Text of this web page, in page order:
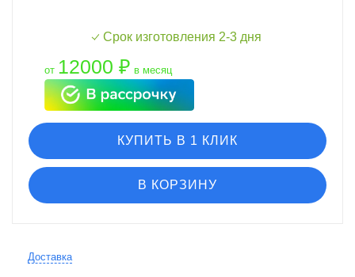
Срок изготовления 2-3 дня
от 12000 ₽ в месяц
КУПИТЬ В 1 КЛИК
В КОРЗИНУ
Доставка